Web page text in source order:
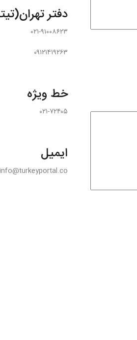
دفتر
۰۲۱-۹۱۰۰۸۶۲۳
۰۹۱۲۱۴۱۹۲۶۳
خط ویژه
۰۲۱-۷۲۴۰۵
ایمیل
info@turkeyportal.co